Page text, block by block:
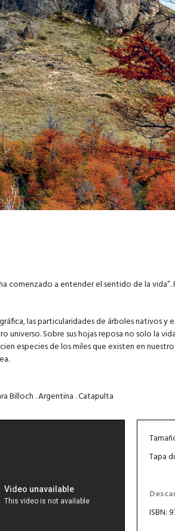
comenzado a entender el sentido de la
las particularidades de árboles nativos y
Sobre sus hojas reposa no solo la
especies de los miles que existen en
Billoch . Argentina . Catapulta
Tapa
ISBN: